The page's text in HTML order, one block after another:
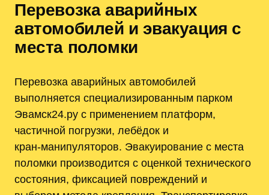
Перевозка аварийных
автомобилей и эвакуация с
места поломки
Перевозка аварийных автомобилей
выполняется специализированным парком
Эвамск24.ру с применением платформ,
частичной погрузки, лебёдок и
кран‑манипуляторов. Эвакуирование с места
поломки производится с оценкой технического
состояния, фиксацией повреждений и